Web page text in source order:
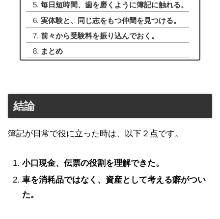
毎日短時間、歯を磨くように簿記に触れる。
実体験と、同じ志をもつ仲間を見つける。
前々から受験料を振り込んでおく。
まとめ
結論
簿記が日常で役に立った時は、以下２点です。
小口現金、伝票の役割を理解できた。
車を消耗品ではなく、資産として考える癖がつい
た。